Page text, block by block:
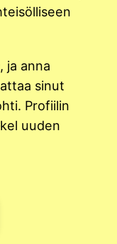
ja anna
sinut
Profiilin
uuden